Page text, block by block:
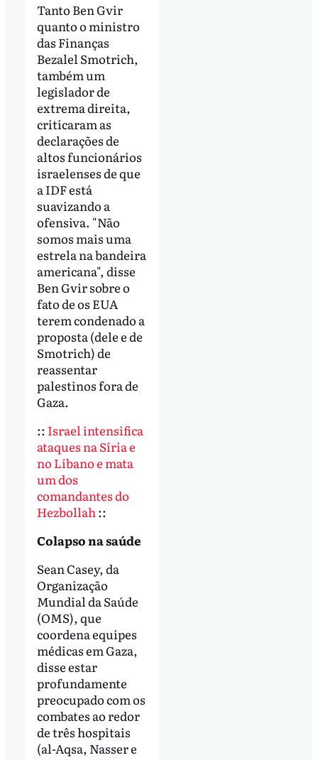
Tanto Ben Gvir
quanto o ministro
das Finanças
Bezalel Smotrich,
também um
legislador de
extrema direita,
criticaram as
declarações de
altos funcionários
israelenses de que
a IDF está
suavizando a
ofensiva. "Não
somos mais uma
estrela na bandeira
americana", disse
Ben Gvir sobre o
fato de os EUA
terem condenado a
proposta (dele e de
Smotrich) de
reassentar
palestinos fora de
Gaza.
:: Israel intensifica
ataques na Síria e
no Líbano e mata
um dos
comandantes do
Hezbollah ::
Colapso na saúde
Sean Casey, da
Organização
Mundial da Saúde
(OMS), que
coordena equipes
médicas em Gaza,
disse estar
profundamente
preocupado com os
combates ao redor
de três hospitais
(al-Aqsa, Nasser e